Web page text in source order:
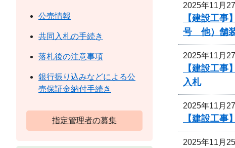
2025年11月
【建設工
号 他）舗
2025年11月
【建設工
入札
2025年11月
【建設工
2025年11月
公売情報
共同入札の手続き
落札後の注意事項
銀行振り込みなどによる公
売保証金納付手続き
指定管理者の募集